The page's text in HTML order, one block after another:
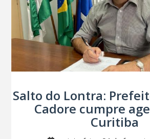
Salto do Lontra:
Cadore cumpre
Curitiba